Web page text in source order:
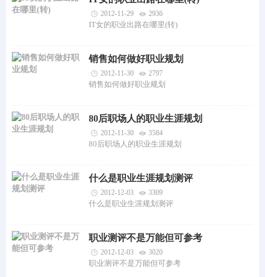
2012-11-29 2936
IT女的职业出路在哪里(转)
销售如何做好职业规划
2012-11-30 2797
销售如何做好职业规划
80后职场人的职业生涯规划
2012-11-30 3584
80后职场人的职业生涯规划
什么是职业生涯规划测评
2012-12-03 3309
什么是职业生涯规划测评
职业测评不是万能但可参考
2012-12-03 3020
职业测评不是万能但可参考